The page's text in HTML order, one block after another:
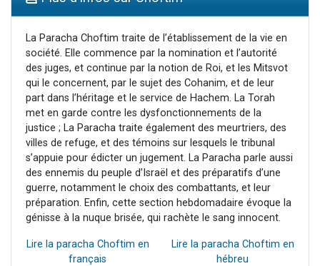
17 personnes viennent de demander une bénédiction
Il reste 49 places pour étudier en groupe sur Zoom
La Paracha Choftim traite de l’établissement de la vie en
société. Elle commence par la nomination et l’autorité
des juges, et continue par la notion de Roi, et les Mitsvot
qui le concernent, par le sujet des Cohanim, et de leur
part dans l’héritage et le service de Hachem. La Torah
met en garde contre les dysfonctionnements de la
justice ; La Paracha traite également des meurtriers, des
villes de refuge, et des témoins sur lesquels le tribunal
s’appuie pour édicter un jugement. La Paracha parle aussi
des ennemis du peuple d’Israël et des préparatifs d’une
guerre, notamment le choix des combattants, et leur
préparation. Enfin, cette section hebdomadaire évoque la
génisse à la nuque brisée, qui rachète le sang innocent.
Lire la paracha Choftim en
français
Lire la paracha Choftim en
hébreu